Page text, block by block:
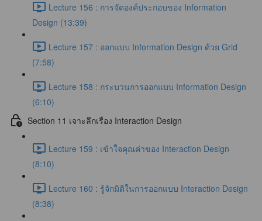
Lecture 156 : การจัดองค์ประกอบของ Information
Design (13:39)
Lecture 157 : ออกแบบ Information Design ด้วย Grid
(7:58)
Lecture 158 : กระบวนการออกแบบ Information Design
(6:10)
Section 11 เจาะลึกเรื่อง Interaction Design
Lecture 159 : เข้าใจคุณค่าของ Interaction Design
(8:10)
Lecture 160 : รู้จักมิติในการออกแบบ Interaction Design
(8:38)